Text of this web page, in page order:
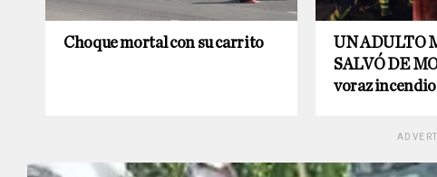
Choque mortal con su carrito
UN ADULTO
SALVÓ DE
voraz incendio